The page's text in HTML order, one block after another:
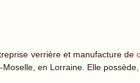
verrière et manufacture de
en Lorraine. Elle